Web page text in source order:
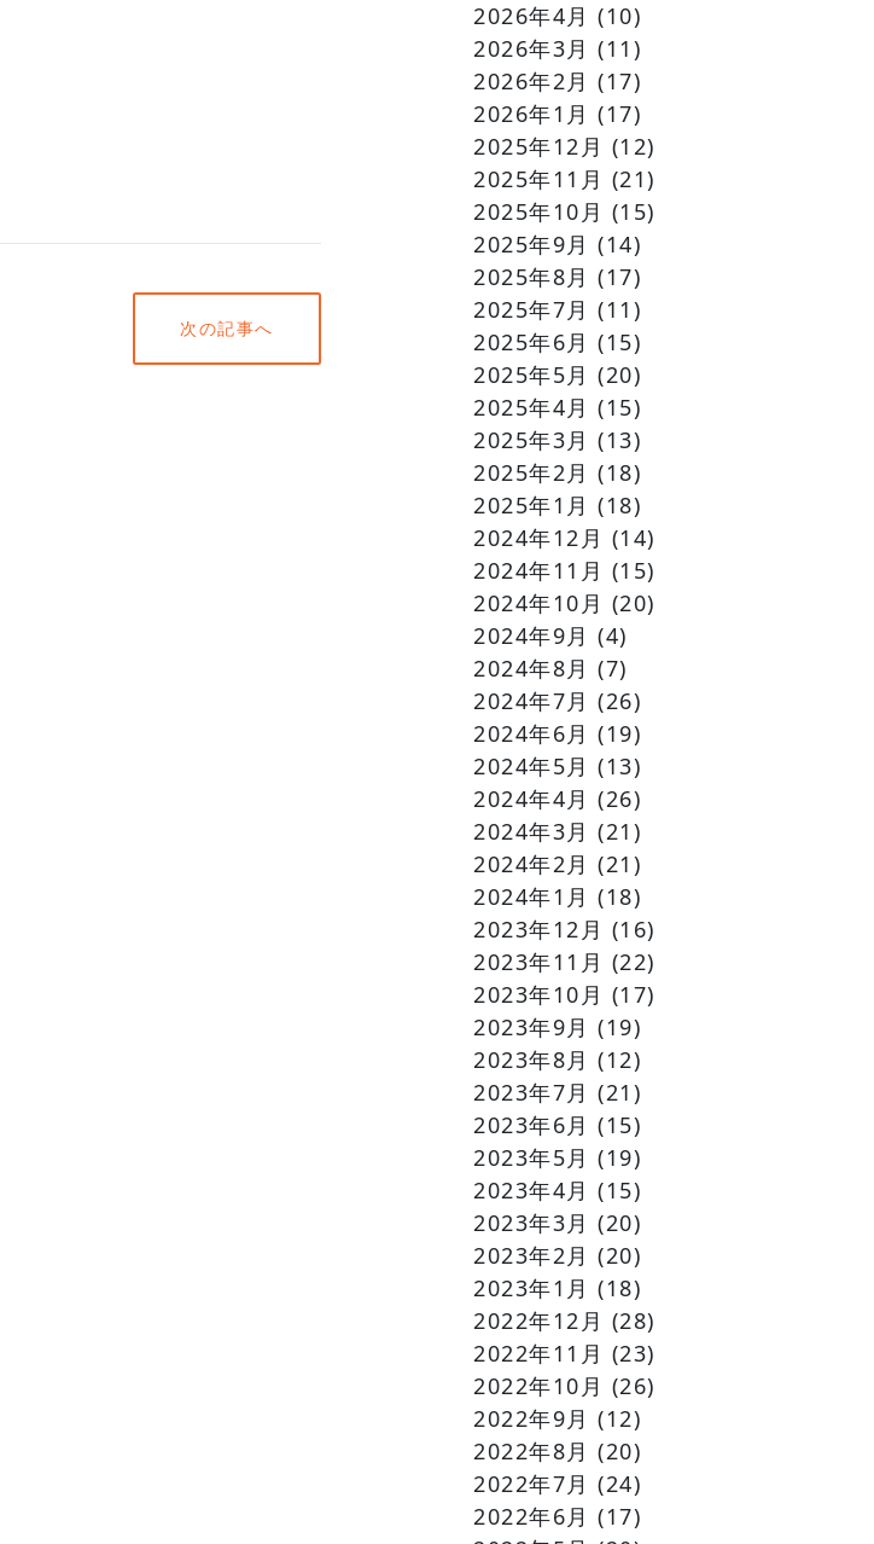
次の記事へ
2026年4月 (10)
2026年3月 (11)
2026年2月 (17)
2026年1月 (17)
2025年12月 (12)
2025年11月 (21)
2025年10月 (15)
2025年9月 (14)
2025年8月 (17)
2025年7月 (11)
2025年6月 (15)
2025年5月 (20)
2025年4月 (15)
2025年3月 (13)
2025年2月 (18)
2025年1月 (18)
2024年12月 (14)
2024年11月 (15)
2024年10月 (20)
2024年9月 (4)
2024年8月 (7)
2024年7月 (26)
2024年6月 (19)
2024年5月 (13)
2024年4月 (26)
2024年3月 (21)
2024年2月 (21)
2024年1月 (18)
2023年12月 (16)
2023年11月 (22)
2023年10月 (17)
2023年9月 (19)
2023年8月 (12)
2023年7月 (21)
2023年6月 (15)
2023年5月 (19)
2023年4月 (15)
2023年3月 (20)
2023年2月 (20)
2023年1月 (18)
2022年12月 (28)
2022年11月 (23)
2022年10月 (26)
2022年9月 (12)
2022年8月 (20)
2022年7月 (24)
2022年6月 (17)